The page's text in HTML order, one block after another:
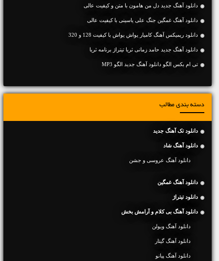
دانلود آهنگ جديد دل من هامون با متن و کیفیت عالی
دانلود آهنگ غمگین جنگ علی یاسینی با کیفیت عالی
دانلود ریمیکس آهنگ کامیار یواش یواش با کیفیت 128 و 320
دانلود آهنگ جدید حامد زمانی ثریا تیتراژ برنامه ثریا
تی ام بکس الگو دانلود آهنگ جدید الگو MP3
دسته بندی مطالب
دانلود تک آهنگ جدید
دانلود آهنگ شاد
دانلود آهنگ عروسی و جشن
دانلود آهنگ غمگین
دانلود تیتراژ
دانلود آهنگ بی کلام و آرامش بخش
دانلود آهنگ ویولن
دانلود آهنگ گیتار
دانلود آهنگ پیانو